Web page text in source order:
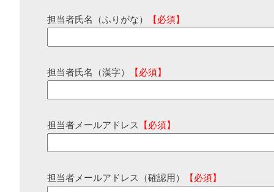
担当者氏名（ふりがな） 【必須】
担当者氏名（漢字） 【必須】
担当者メールアドレス 【必須】
担当者メールアドレス（確認用） 【必須】